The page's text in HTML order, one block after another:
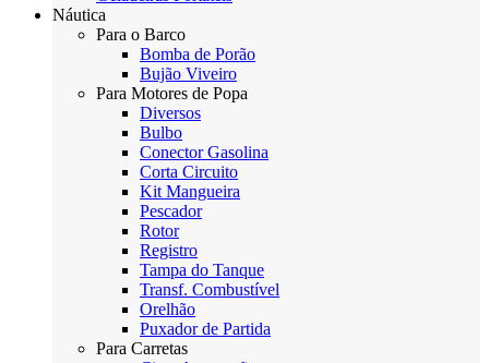
Náutica
Para o Barco
Bomba de Porão
Bujão Viveiro
Para Motores de Popa
Diversos
Bulbo
Conector Gasolina
Corta Circuito
Kit Mangueira
Pescador
Rotor
Registro
Tampa do Tanque
Transf. Combustível
Orelhão
Puxador de Partida
Para Carretas